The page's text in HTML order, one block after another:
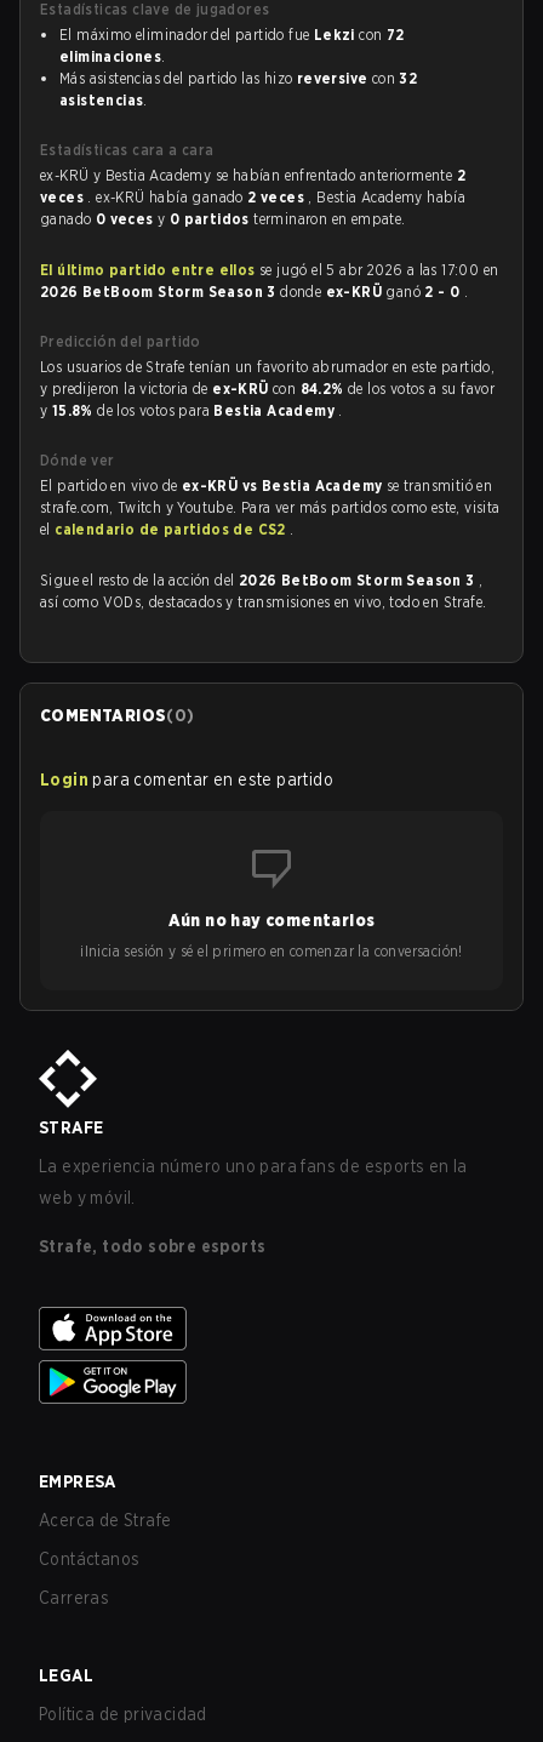
Estadísticas clave de jugadores
El máximo eliminador del partido fue Lekzi con 72
eliminaciones.
Más asistencias del partido las hizo reversive con32
asistencias.
Estadísticas cara a cara
ex-KRÜ y Bestia Academy se habían enfrentado anteriormente 2
veces . ex-KRÜ había ganado 2 veces , Bestia Academy había
ganado 0 vecesy 0 partidosterminaron en empate.
El último partido entre ellos se jugó el 5 abr 2026 a las 17:00 en
2026 BetBoom Storm Season 3donde ex-KRÜ ganó 2 - 0 .
Predicción del partido
Los usuarios de Strafe tenían un favorito abrumador en este partido,
y predijeron la victoria de ex-KRÜcon 84.2%de los votos a su favor
y 15.8%de los votos para Bestia Academy .
Dónde ver
El partido en vivo de ex-KRÜ vs Bestia Academy se transmitió en
strafe.com, Twitch y Youtube. Para ver más partidos como este, visita
el calendario de partidos de CS2 .
Sigue el resto de la acción del 2026 BetBoom Storm Season 3 ,
así como VODs, destacados y transmisiones en vivo, todo en Strafe.
COMENTARIOS(0)
Login para comentar en este partido
Aún no hay comentarios
¡Inicia sesión y sé el primero en comenzar la conversación!
STRAFE
La experiencia número uno para fans de esports en la
web y móvil.
Strafe, todo sobre esports
EMPRESA
Acerca de Strafe
Contáctanos
Carreras
LEGAL
Política de privacidad